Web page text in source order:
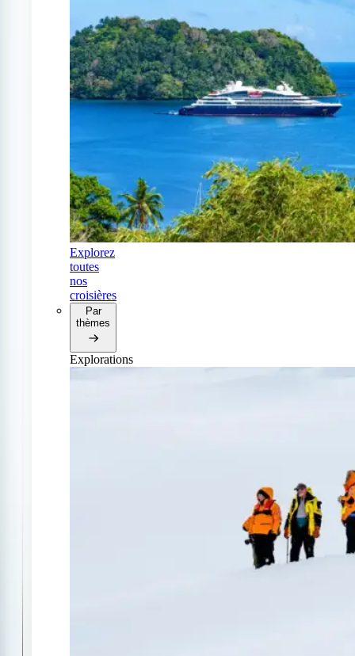
Explorez
toutes
nos
croisières
Par
thèmes
Explorations